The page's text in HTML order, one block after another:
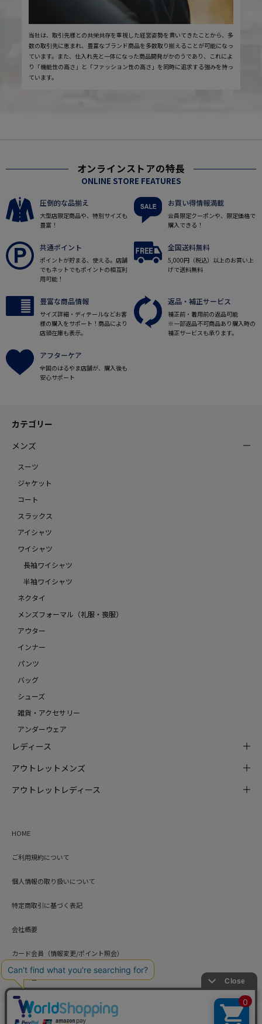
当社は、取引先様との共栄共存を重視した経営姿勢を貫いてきたことから、多
数の取引先に恵まれ、豊富なブランド商品を多数取り揃えることが可能になっ
ています。また、仕入れ先と一体になった商品開発がかのうであり、これによ
り「機能性の高さ」と「ファッション性の高さ」を同時に追求する強みを持っ
ています。
オンラインストアの特長
ONLINE STORE FEATURES
圧倒的な品揃え
大型店限定商品や、特別サイズも
豊富！
お買い得情報満載
会員限定クーポンや、限定価格で
購入できる！
共通ポイント
ポイントが貯まる、使える。店舗
でもネットでもポイントの相互利
用可能！
全国送料無料
5,000円（税込）以上のお買い上
げで送料無料
豊富な商品情報
サイズ詳細・ディテールなどお客
様の購入をサポート！商品により
店頭在庫も表示。
返品・補正サービス
補正前・着用前の返品可能
※一部返品不可商品あり購入時の
補正サービスも承ります。
アフターケア
全国のはるやま店舗が、購入後も
安心サポート
カテゴリー
メンズ
スーツ
ジャケット
コート
スラックス
アイシャツ
ワイシャツ
長袖ワイシャツ
半袖ワイシャツ
ネクタイ
メンズフォーマル（礼服・喪服）
アウター
インナー
パンツ
バッグ
シューズ
雑貨・アクセサリー
アンダーウェア
レディース
アウトレットメンズ
アウトレットレディース
HOME
ご利用規約について
個人情報の取り扱いについて
特定商取引に基づく表記
会社概要
カード会員（情報変更/ポイント照会）